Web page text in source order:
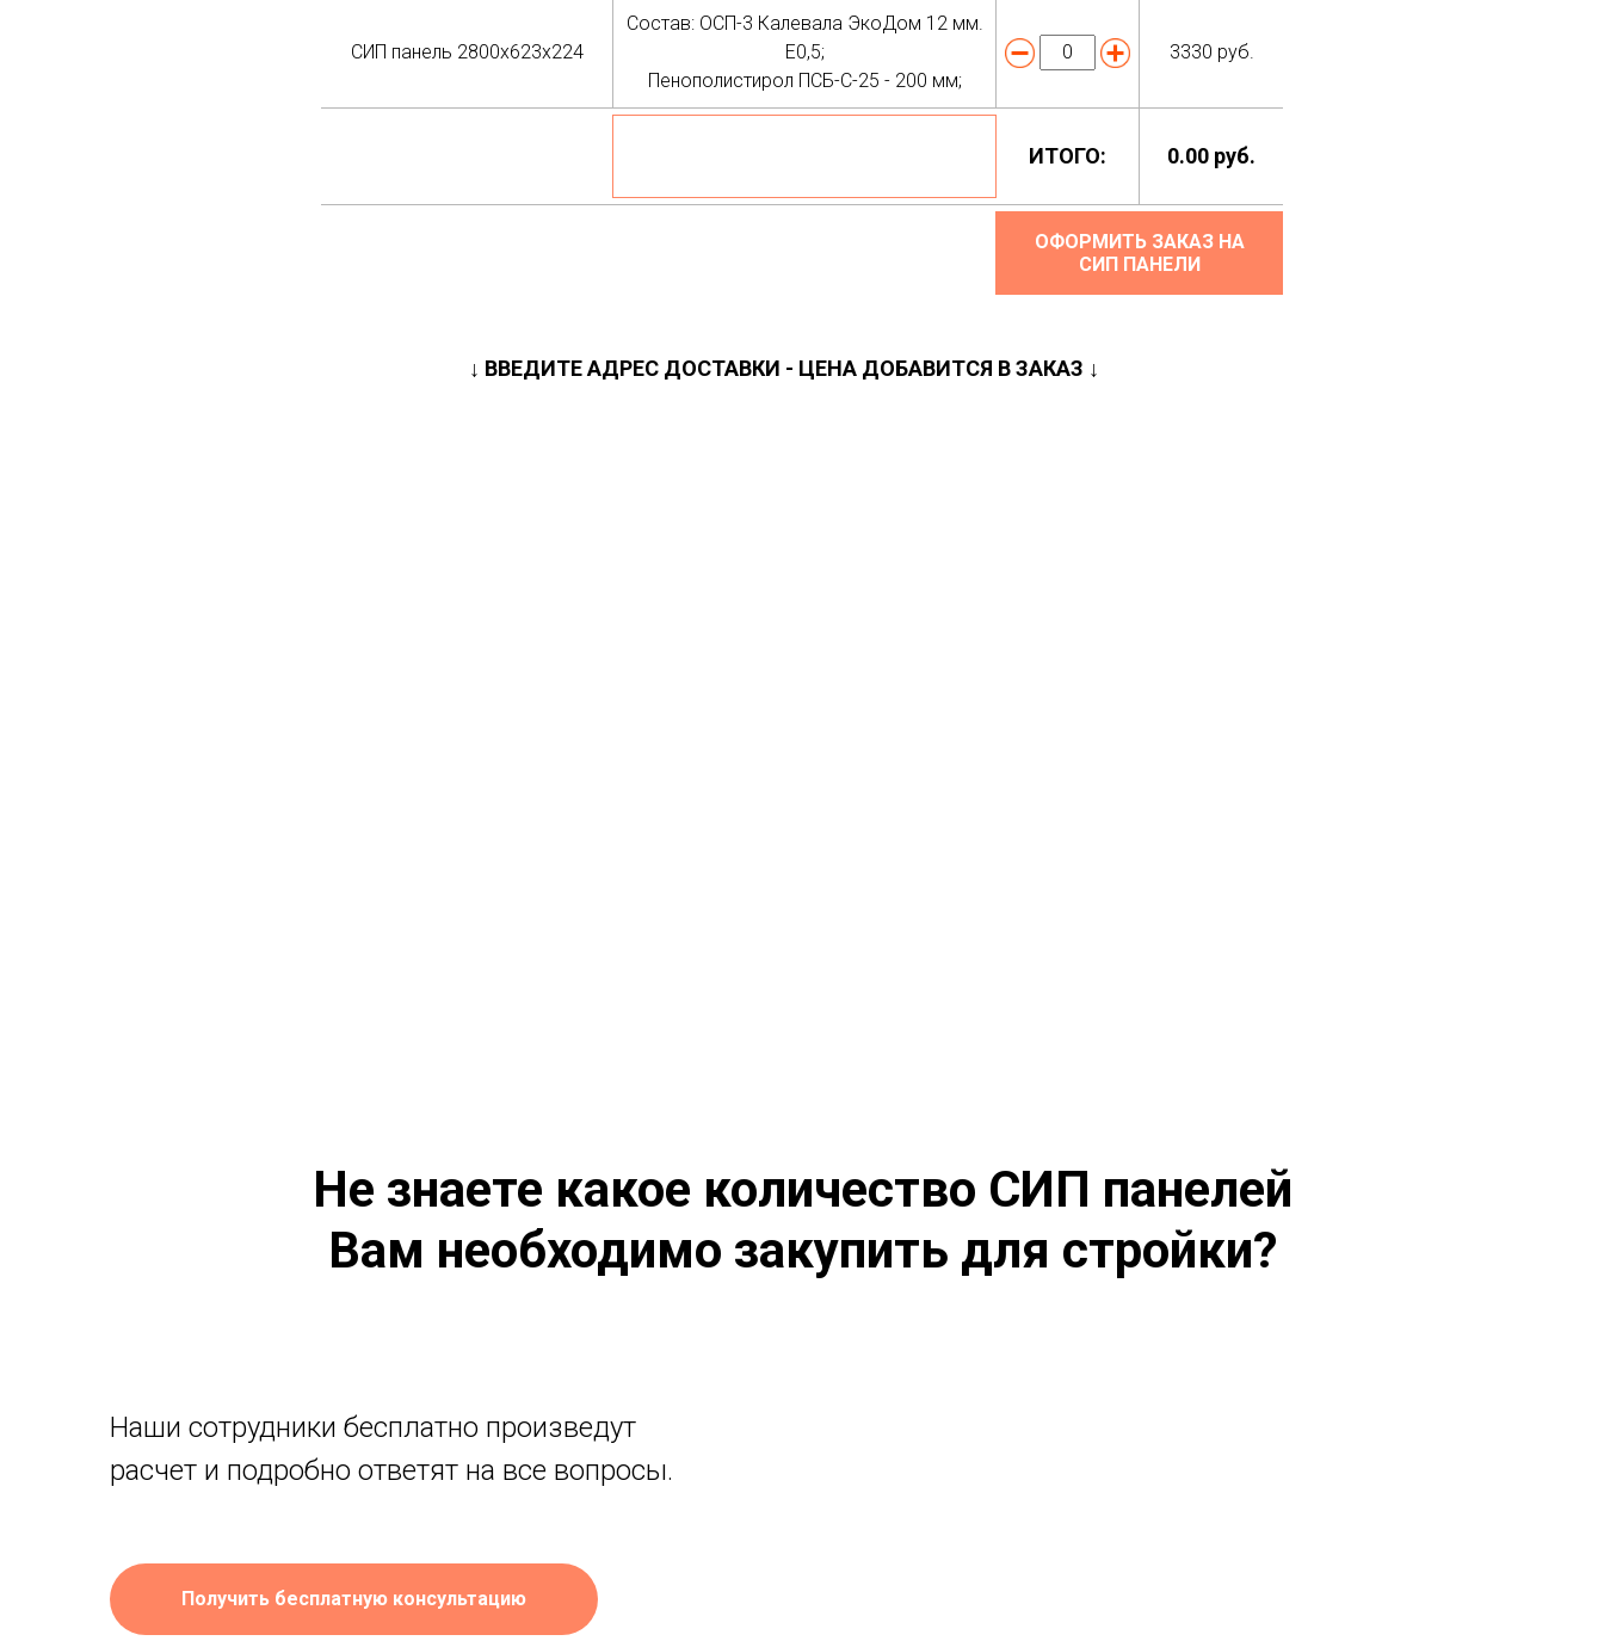
СИП панель 2800х623х224
Состав: ОСП-3 Калевала ЭкоДом 12 мм.
Е0,5;
Пенополистирол ПСБ-С-25 - 200 мм;
3330 руб.
ИТОГО: 0.00 руб.
ОФОРМИТЬ ЗАКАЗ НА
СИП ПАНЕЛИ
↓ ВВЕДИТЕ АДРЕС ДОСТАВКИ - ЦЕНА ДОБАВИТСЯ В ЗАКАЗ ↓
Не знаете какое количество СИП панелей
Вам необходимо закупить для стройки?
Наши сотрудники бесплатно произведут
расчет и подробно ответят на все вопросы.
Получить бесплатную консультацию